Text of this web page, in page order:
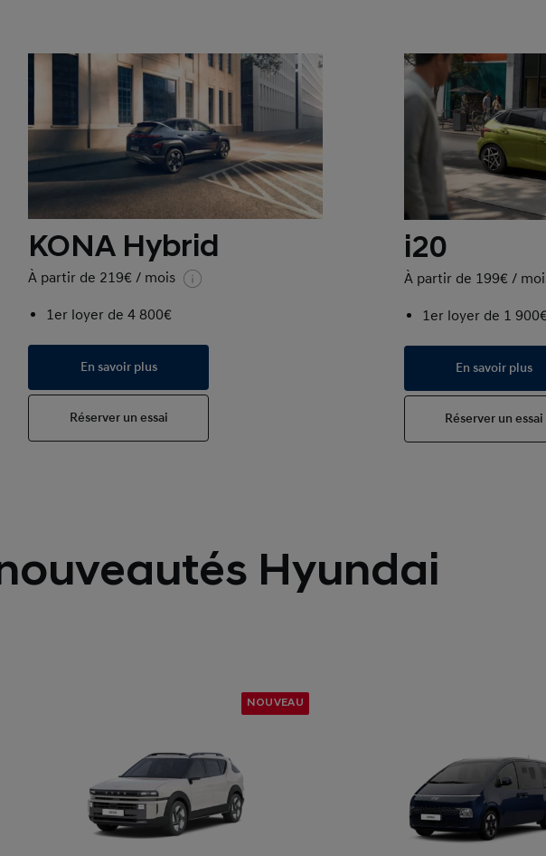
KONA Hybrid
À partir de 219€ / mois
1er loyer de 4 800€
En savoir plus
Réserver un essai
i20
À partir de 199€ /
1er loyer de 1
En savoir plus
Réserver un essai
Hyundai
NOUVEAU